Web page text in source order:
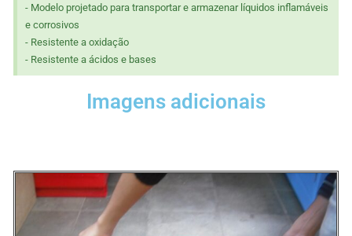
- Modelo projetado para transportar e armazenar líquidos inflamáveis
e corrosivos
- Resistente a oxidação
- Resistente a ácidos e bases
Imagens adicionais